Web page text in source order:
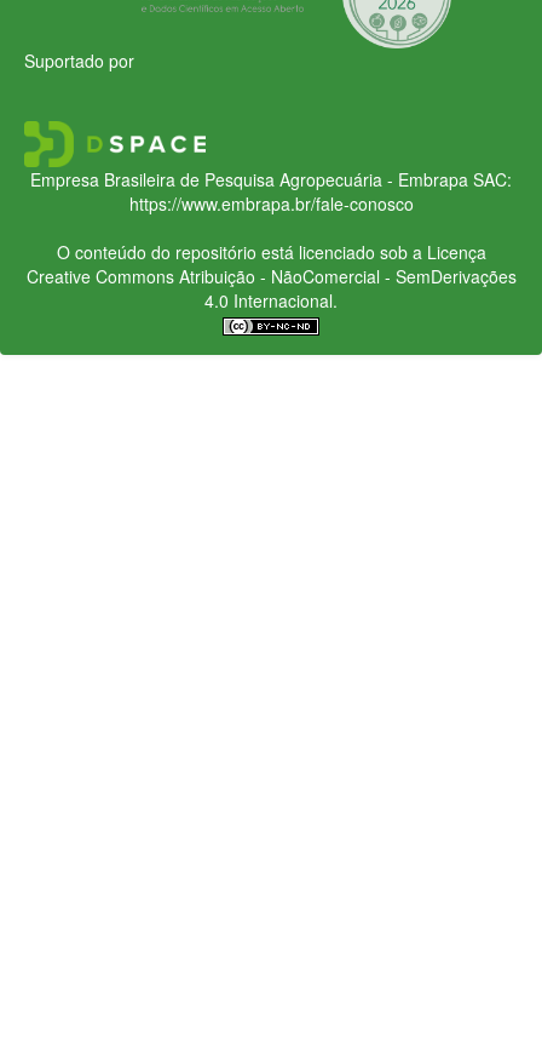
Suportado por
Empresa Brasileira de Pesquisa Agropecuária - Embrapa SAC:
https://www.embrapa.br/fale-conosco
O conteúdo do repositório está licenciado sob a Licença
Creative CommonsAtribuição - NãoComercial - SemDerivações
4.0 Internacional.